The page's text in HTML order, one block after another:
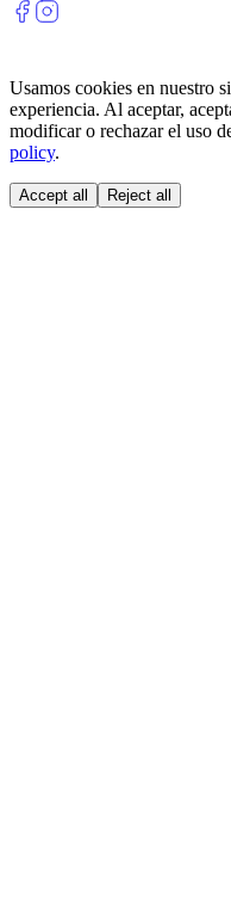
Usamos cookies en nuestro
experiencia. Al aceptar,
modificar o rechazar el uso
policy.
Accept all Reject all